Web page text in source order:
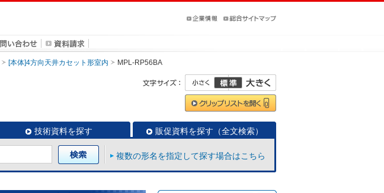
[本体]4方向天井カセット形室内 MPL-RP56BA
技術資料を探す 販促資料を探す（全文検索）
複数の形名を指定して探す場合はこちら